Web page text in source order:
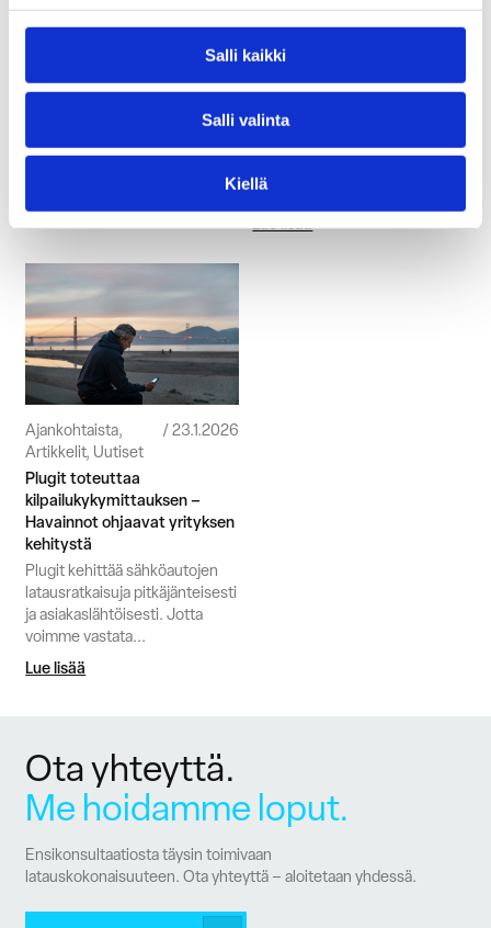
Salli kaikki
Salli valinta
Kiellä
pääkaupunkiseudun
suurimmaksi
HELSINKI (8.7.2026) –
liikenteen palveluyhtiö Plugit
on ostanut...
valmistui Suomen
ensimmäinen Kempowerin
laitteilla varustettu julkinen
sähkörekkojen MCS-
Kempower on käynnistänyt
yhteistyön kotimaisen
Plugitin kanssa....
Lue lisää
Ajankohtaista,
Artikkelit, Uutiset
23.1.2026
Plugit toteuttaa
kilpailukykymittauksen –
Havainnot ohjaavat yrityksen
kehitystä
Plugit kehittää sähköautojen
latausratkaisuja pitkäjänteisesti
ja asiakaslähtöisesti. Jotta
voimme vastata...
Lue lisää
Ota yhteyttä.
Me hoidamme loput.
Ensikonsultaatiosta täysin toimivaan
latauskokonaisuuteen. Ota yhteyttä – aloitetaan yhdessä.